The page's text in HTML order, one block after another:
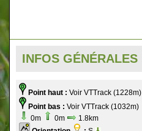
INFOS GÉNÉRALES
Point haut : Voir VTTrack (1228m)
Point bas : Voir VTTrack (1032m)
0m
0m
1.8km